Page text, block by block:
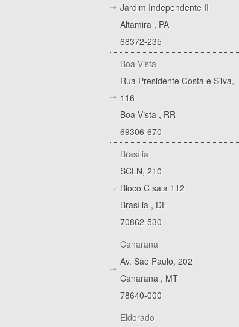
Jardim Independente II
Altamira , PA
68372-235
Boa Vista
Rua Presidente Costa e Silva,
116
Boa Vista , RR
69306-670
Brasília
SCLN, 210
Bloco C sala 112
Brasília , DF
70862-530
Canarana
Av. São Paulo, 202
Canarana , MT
78640-000
Eldorado